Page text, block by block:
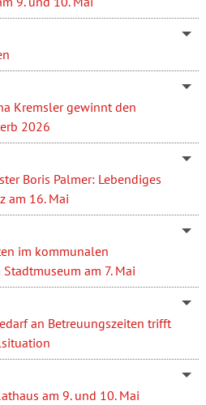
Kremsler gewinnt den
2026
Boris Palmer: Lebendiges
am 16. Mai
im kommunalen
am 7. Mai
an Betreuungszeiten trifft
am 9. und 10. Mai